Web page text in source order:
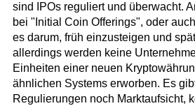
sind IPOs reguliert und überwacht.
bei "Initial Coin Offerings", oder
es darum, früh einzusteigen und
allerdings werden keine
Einheiten einer neuen
ähnlichen Systems erworben. Es
Regulierungen noch Marktaufsicht,